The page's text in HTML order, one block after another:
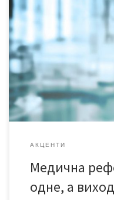
До редакції звернулися
Сторожинеччині.
місячного Даниїла,
ходити на щеплення та
Костинці. Хоча раніше
мого хлопчика проблеми
АКЦЕНТИ
Медична
одне, а